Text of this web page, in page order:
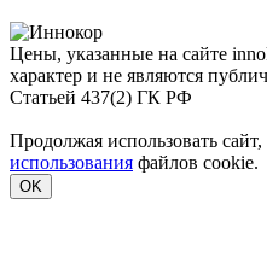
Цены, указанные на сайте
характер и не являются
Статьей 437(2) ГК РФ
Продолжая использовать
использования файлов cookie.
OK